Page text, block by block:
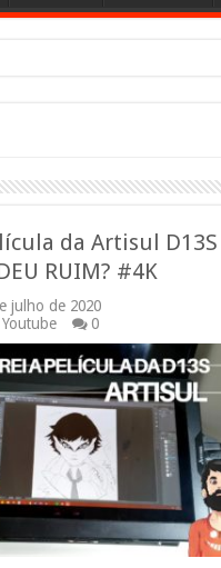
da Artisul D13S
RUIM? #4K
julho de 2020
Youtube 0